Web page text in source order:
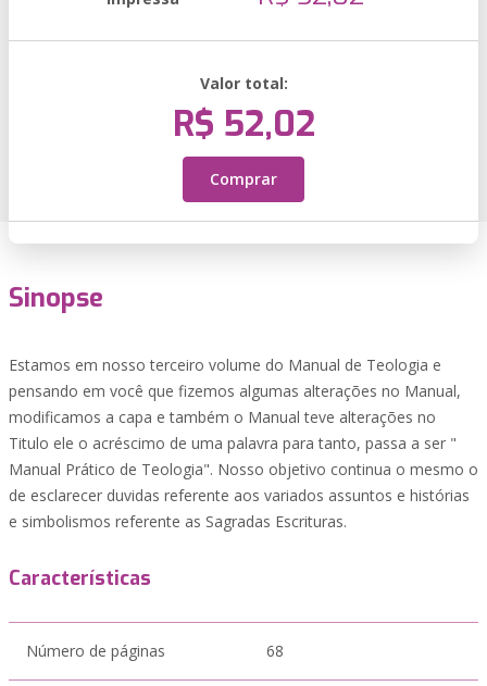
Valor total:
R$ 52,02
Comprar
Sinopse
Estamos em nosso terceiro volume do Manual de Teologia e
pensando em você que fizemos algumas alterações no Manual,
modificamos a capa e também o Manual teve alterações no
Titulo ele o acréscimo de uma palavra para tanto, passa a ser "
Manual Prático de Teologia". Nosso objetivo continua o mesmo o
de esclarecer duvidas referente aos variados assuntos e histórias
e simbolismos referente as Sagradas Escrituras.
Características
Número de páginas 68